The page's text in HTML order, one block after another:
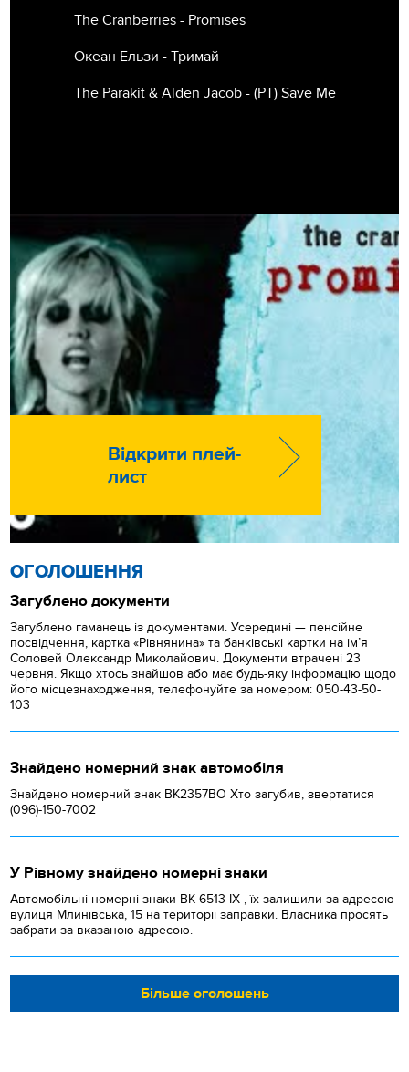
The Cranberries - Promises
Океан Ельзи - Тримай
The Parakit & Alden Jacob - (РТ) Save Me
Відкрити плей-
лист
ОГОЛОШЕННЯ
Загублено документи
Загублено гаманець із документами. Усередині — пенсійне
посвідчення, картка «Рівнянина» та банківські картки на ім’я
Соловей Олександр Миколайович. Документи втрачені 23
червня. Якщо хтось знайшов або має будь-яку інформацію щодо
його місцезнаходження, телефонуйте за номером: 050-43-50-
103
Знайдено номерний знак автомобіля
Знайдено номерний знак ВК2357ВО Хто загубив, звертатися
(096)-150-7002
У Рівному знайдено номерні знаки
Автомобільні номерні знаки BK 6513 IX , їх залишили за адресою
вулиця Млинівська, 15 на території заправки. Власника просять
забрати за вказаною адресою.
Більше оголошень